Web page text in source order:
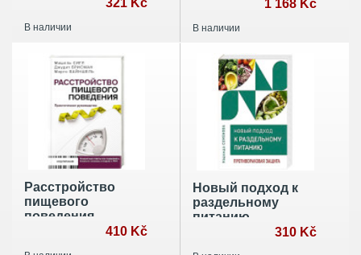
любой случай
321 Kč
В наличии
справочник
1 168 Kč
В наличии
Расстройство
пищевого
поведения.
Практическое410 Kč
Новый подход к
раздельному
питанию.
Противораковая
310 Kč